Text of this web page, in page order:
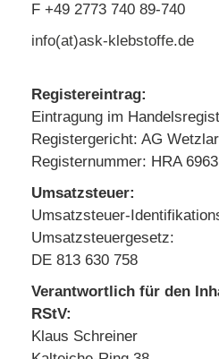
F +49 2773 740 89-740
info(at)ask-klebstoffe.de
Registereintrag:
Eintragung im
Registergericht: AG Wetzlar
Registernummer: HRA 6963
Umsatzsteuer:
Umsatzsteuer-
Umsatzsteuergesetz:
DE 813 630 758
Verantwortlich für den
RStV:
Klaus Schreiner